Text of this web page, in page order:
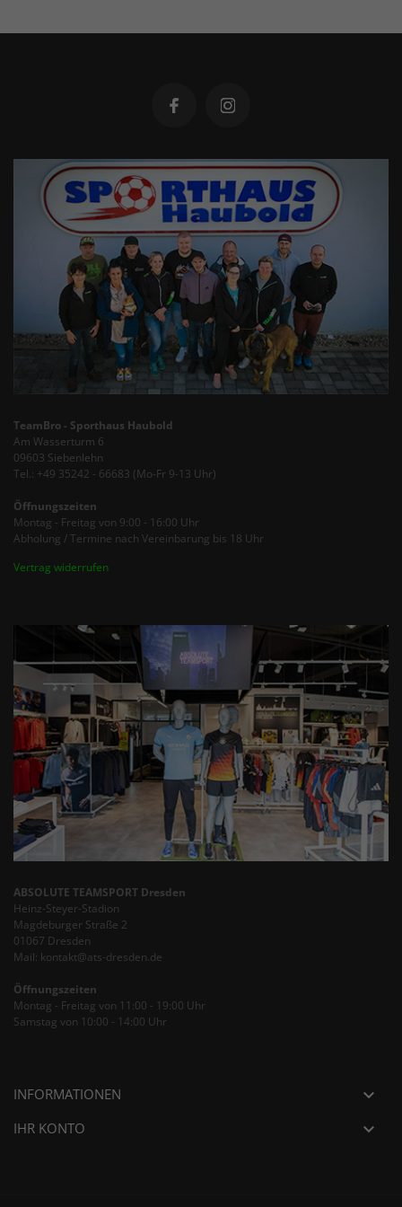
TeamBro - Sporthaus Haubold
Am Wasserturm 6
09603 Siebenlehn
Tel.: +49 35242 - 66683 (Mo-Fr 9-13 Uhr)
Öffnungszeiten
Montag - Freitag von 9:00 - 16:00 Uhr
Abholung / Termine nach Vereinbarung bis 18 Uhr
Vertrag widerrufen
ABSOLUTE TEAMSPORT Dresden
Heinz-Steyer-Stadion
Magdeburger Straße 2
01067 Dresden
Mail: kontakt@ats-dresden.de
Öffnungszeiten
Montag - Freitag von 11:00 - 19:00 Uhr
Samstag von 10:00 - 14:00 Uhr
INFORMATIONEN 
IHR KONTO 